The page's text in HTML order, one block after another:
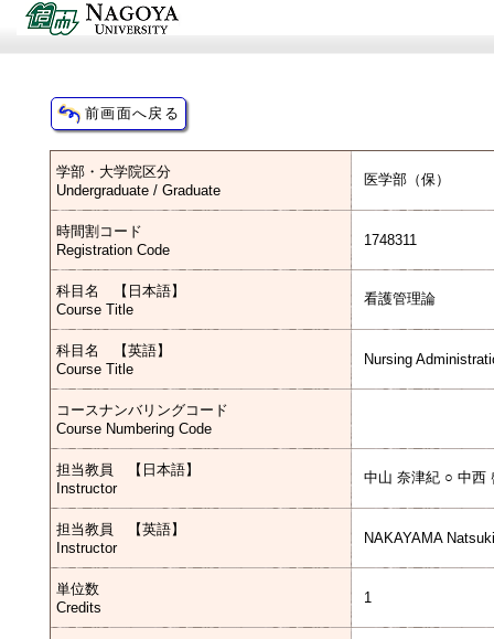
学部・大学院区分
Undergraduate / Graduate
医学部（保）
時間割コード
Registration Code
1748311
科目名 【日本語】
Course Title
看護管理論
科目名 【英語】
Course Title
Nursing
コースナンバリングコード
Course Numbering Code
担当教員 【日本語】
Instructor
中山 奈津紀 ○ 中西
担当教員 【英語】
Instructor
NAKAYAMA
単位数
Credits
1